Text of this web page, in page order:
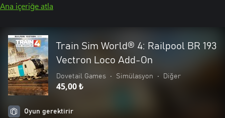
Ana içeriğe atla
Train Sim World® 4: Railpool BR 193
Vectron Loco Add-On
Dovetail Games • Simülasyon • Diğer
45,00 ₺
Oyun gerektirir